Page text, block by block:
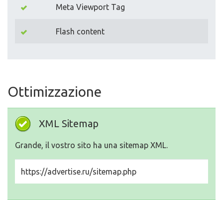
Meta Viewport Tag
Flash content
Ottimizzazione
XML Sitemap
Grande, il vostro sito ha una sitemap XML.
https://advertise.ru/sitemap.php